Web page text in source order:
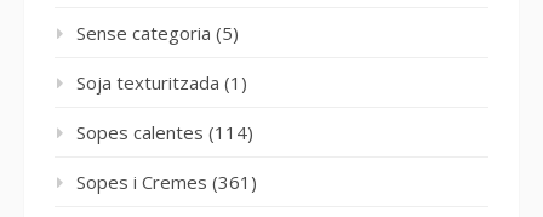
Sense categoria (5)
Soja texturitzada (1)
Sopes calentes (114)
Sopes i Cremes (361)